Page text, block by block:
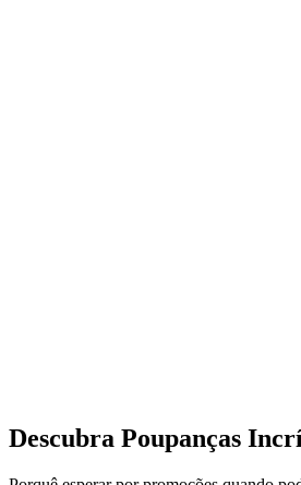
Descubra Poupanças